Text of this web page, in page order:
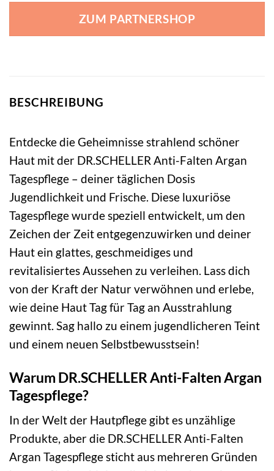
ZUM PARTNERSHOP
BESCHREIBUNG
Entdecke die Geheimnisse strahlend schöner
Haut mit der DR.SCHELLER Anti-Falten Argan
Tagespflege – deiner täglichen Dosis
Jugendlichkeit und Frische. Diese luxuriöse
Tagespflege wurde speziell entwickelt, um den
Zeichen der Zeit entgegenzuwirken und deiner
Haut ein glattes, geschmeidiges und
revitalisiertes Aussehen zu verleihen. Lass dich
von der Kraft der Natur verwöhnen und erlebe,
wie deine Haut Tag für Tag an Ausstrahlung
gewinnt. Sag hallo zu einem jugendlicheren Teint
und einem neuen Selbstbewusstsein!
Warum DR.SCHELLER Anti-Falten Argan
Tagespflege?
In der Welt der Hautpflege gibt es unzählige
Produkte, aber die DR.SCHELLER Anti-Falten
Argan Tagespflege sticht aus mehreren Gründen